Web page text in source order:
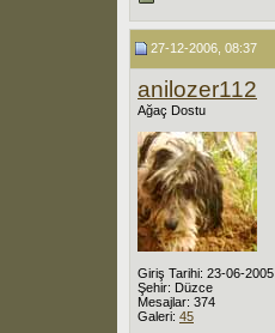
27-12-2006, 08:37
anilozer112
Ağaç Dostu
Giriş Tarihi: 23-06-2005
Şehir: Düzce
Mesajlar: 374
Galeri: 45